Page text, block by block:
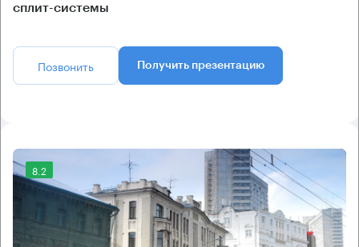
сплит-системы
Позвонить Получить презентацию
8.2